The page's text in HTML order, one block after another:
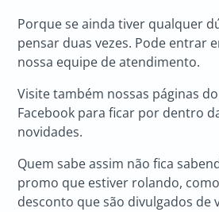
Porque se ainda tiver qualquer
pensar duas vezes. Pode entrar
nossa equipe de atendimento.
Visite também nossas páginas
Facebook para ficar por dentro
novidades.
Quem sabe assim não fica
promo que estiver rolando,
desconto que são divulgados de